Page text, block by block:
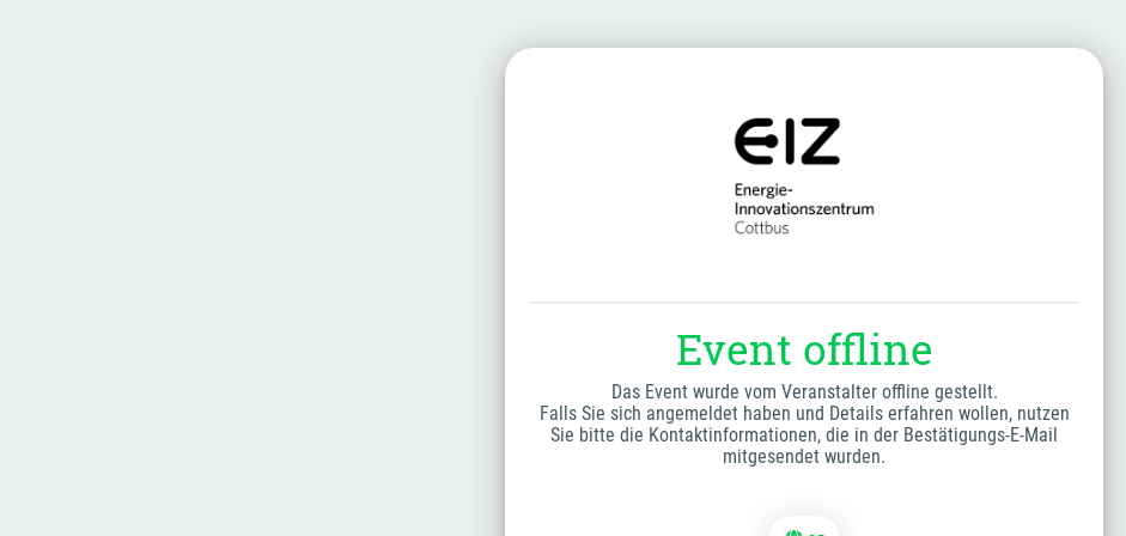
Event offline
Das Event wurde vom Veranstalter offline gestellt.
Falls Sie sich angemeldet haben und Details erfahren wollen, nutzen
Sie bitte die Kontaktinformationen, die in der Bestätigungs-E-Mail
mitgesendet wurden.